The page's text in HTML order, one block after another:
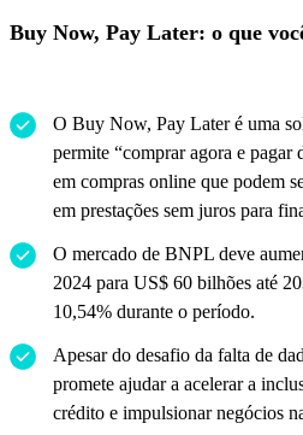
Buy Now, Pay Later: o que
O Buy Now, Pay Later é uma
permite “comprar agora e pagar
em compras online que podem
em prestações sem juros para
O mercado de BNPL deve
2024 para US$ 60 bilhões até
10,54% durante o período.
Apesar do desafio da falta de
promete ajudar a acelerar a
crédito e impulsionar negócios